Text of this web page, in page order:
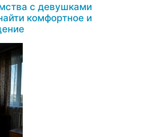
с девушками
комфортное и